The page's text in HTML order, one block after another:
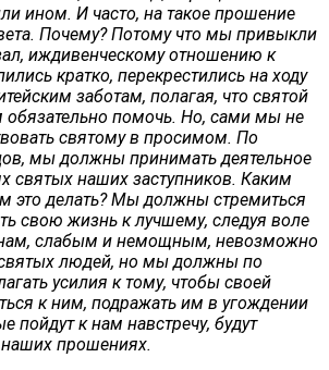
ином. И часто, на такое прошение
Почему? Потому что мы привыкли
иждивенческому отношению к
кратко, перекрестились на ходу
заботам, полагая, что святой
обязательно помочь. Но, сами мы не
святому в просимом. По
мы должны принимать деятельное
святых наших заступников. Каким
делать? Мы должны стремиться
свою жизнь к лучшему, следуя воле
слабым и немощным, невозможно
людей, но мы должны по
усилия к тому, чтобы своей
к ним, подражать им в угождении
пойдут к нам навстречу, будут
наших прошениях.